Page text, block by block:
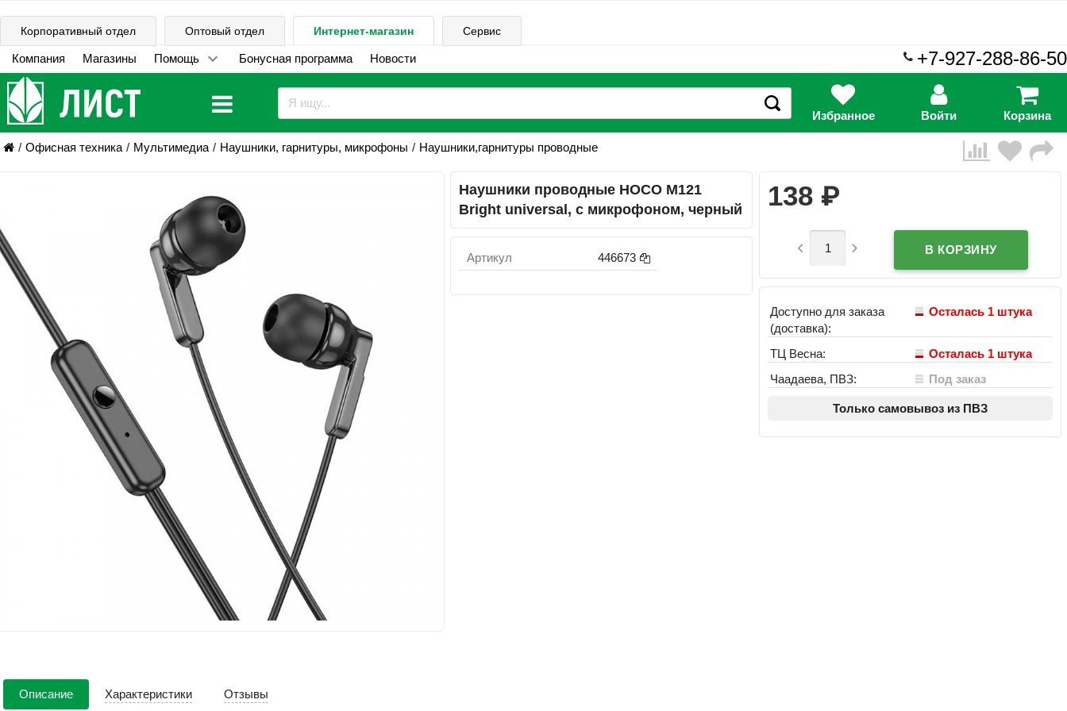
Корпоративный отдел Оптовый отдел Интернет-магазин Сервис
Компания Магазины Помощь Бонусная программа Новости +7-927-288-86-50
Избранное Войти Корзина
Офисная техника Мультимедиа Наушники, гарнитуры, микрофоны Наушники,гарнитуры проводные
Наушники проводные HOCO M121
Bright universal, с микрофоном, черный
Артикул 446673
138 ₽
 
Доступно для заказа
(доставка):
Осталась 1 штука
ТЦ Весна:
Осталась 1 штука
Чаадаева, ПВЗ:
Под заказ
Только самовывоз из ПВЗ
Описание Характеристики Отзывы